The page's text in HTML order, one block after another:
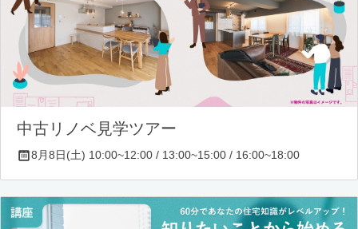
中古リノベ見学ツアー
8月8日(土) 10:00~12:00 / 13:00~15:00 / 16:00~18:00